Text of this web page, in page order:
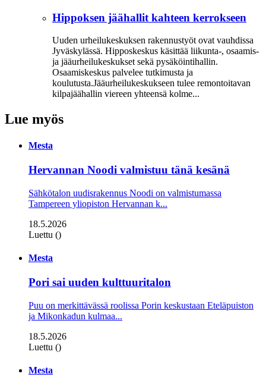
Hippoksen jäähallit kahteen kerrokseen
Uuden urheilukeskuksen rakennustyöt ovat vauhdissa
Jyväskylässä. Hipposkeskus käsittää liikunta-, osaamis-
ja jääurheilukeskukset sekä pysäköintihallin.
Osaamiskeskus palvelee tutkimusta ja
koulutusta.Jääurheilukeskukseen tulee remontoitavan
kilpajäähallin viereen yhteensä kolme...
Lue myös
Mesta
Hervannan Noodi valmistuu tänä kesänä
Sähkötalon uudisrakennus Noodi on valmistumassa
Tampereen yliopiston Hervannan k...
18.5.2026
Luettu ()
Mesta
Pori sai uuden kulttuuritalon
Puu on merkittävässä roolissa Porin keskustaan Eteläpuiston
ja Mikonkadun kulmaa...
18.5.2026
Luettu ()
Mesta